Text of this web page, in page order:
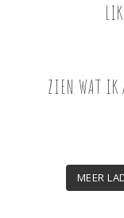
ZIEN WAT IK
MEER